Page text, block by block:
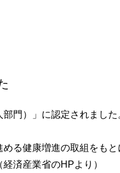
門）」に認定されました
る健康増進の取組をもと
済産業省のHPより）